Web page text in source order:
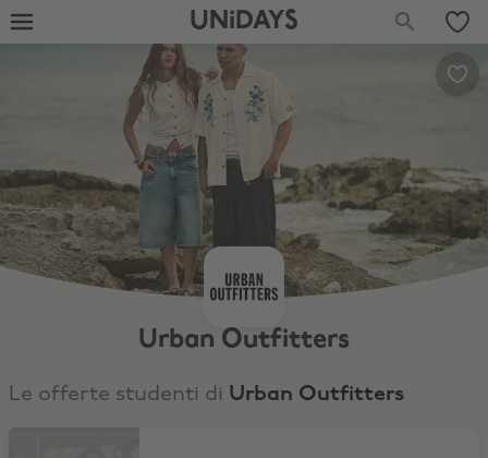
UNiDAYS
Urban Outfitters
Le offerte studenti di Urban Outfitters